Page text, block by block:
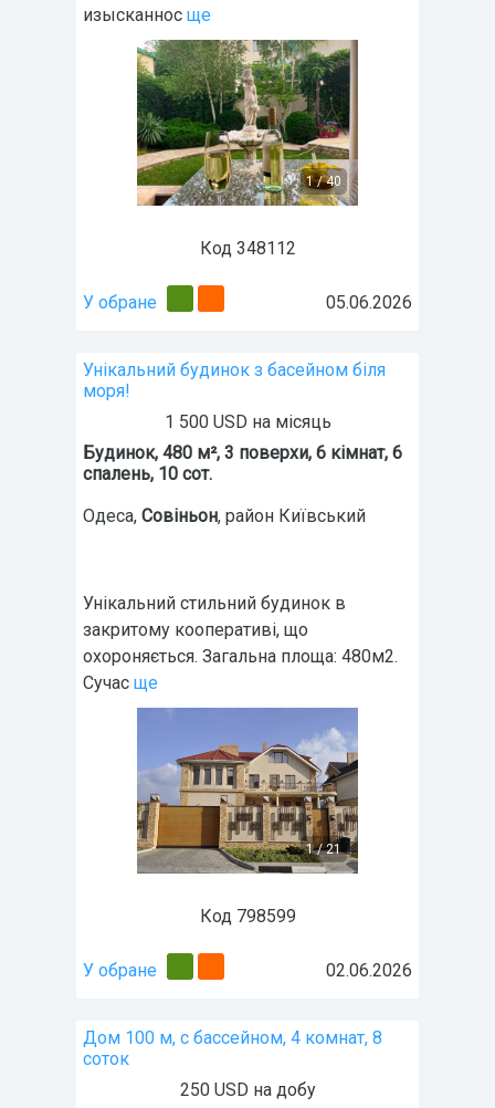
изысканнос ще
1/40
Код 348112
У обране 05.06.2026
Унікальний будинок з басейном біля
моря!
1 500 USD на місяць
Будинок, 480 м², 3 поверхи, 6 кімнат, 6
спалень, 10 сот.
Одеса, Совіньон, район Київський
Унікальний стильний будинок в
закритому кооперативі, що
охороняється. Загальна площа: 480м2.
Сучас ще
1/21
Код 798599
У обране 02.06.2026
Дом 100 м, с бассейном, 4 комнат, 8
соток
250 USD на добу